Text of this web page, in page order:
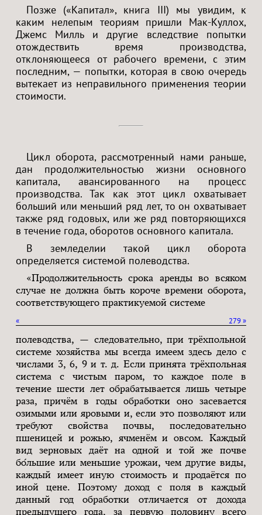
Позже («Капитал», книга III) мы увидим, к
каким нелепым теориям пришли Мак-Куллох,
Джемс Милль и другие вследствие попытки
отождествить время производства,
отклоняющееся от рабочего времени, с этим
последним, — попытки, которая в свою очередь
вытекает из неправильного применения теории
стоимости.
Цикл оборота, рассмотренный нами раньше,
дан продолжительностью жизни основного
капитала, авансированного на процесс
производства. Так как этот цикл охватывает
больший или меньший ряд лет, то он охватывает
также ряд годовых, или же ряд повторяющихся
в течение года, оборотов основного капитала.
В земледелии такой цикл оборота
определяется системой полеводства.
«Продолжительность срока аренды во всяком
случае не должна быть короче времени оборота,
соответствующего практикуемой системе
« »
279
полеводства, — следовательно, при трёхпольной
системе хозяйства мы всегда имеем здесь дело с
числами 3, 6, 9 и т. д. Если принята трёхпольная
система с чистым паром, то каждое поле в
течение шести лет обрабатывается лишь четыре
раза, причём в годы обработки оно засевается
озимыми или яровыми и, если это позволяют или
требуют свойства почвы, последовательно
пшеницей и рожью, ячменём и овсом. Каждый
вид зерновых даёт на одной и той же почве
бо́льшие или меньшие урожаи, чем другие виды,
каждый имеет иную стоимость и продаётся по
иной цене. Поэтому доход с поля в каждый
данный год обработки отличается от дохода
предыдущего года, за первую половину всего